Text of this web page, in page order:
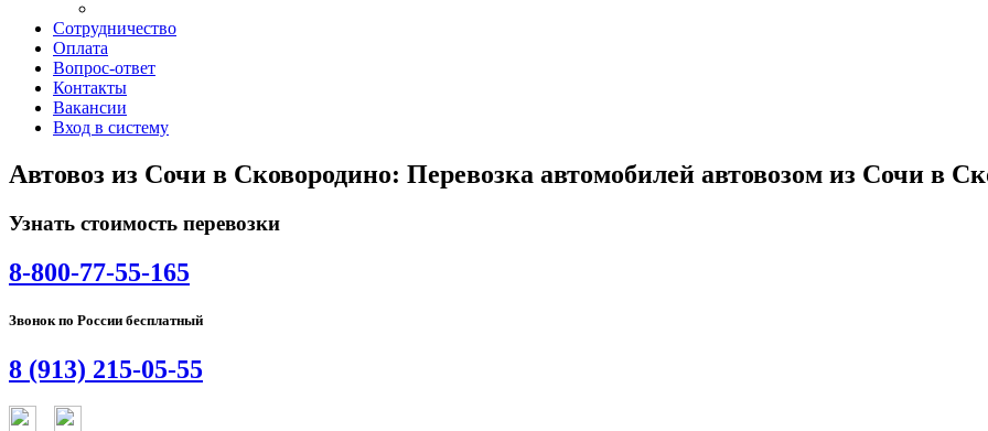
Сотрудничество
Оплата
Вопрос-ответ
Контакты
Вакансии
Вход в систему
Автовоз из Сочи в Сковородино: Перевозка автомобилей автовозом из Сочи в
Узнать стоимость перевозки
8-800-77-55-165
Звонок по России бесплатный
8 (913) 215-05-55